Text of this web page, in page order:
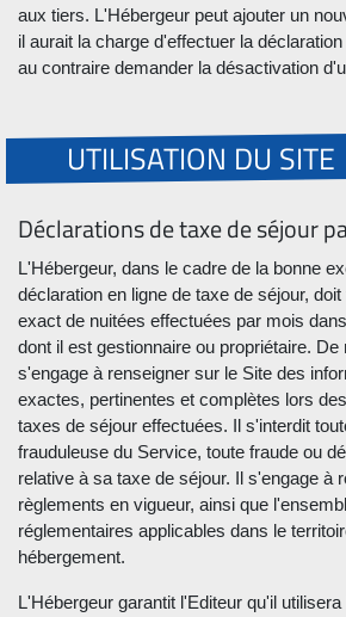
aux tiers. L'Hébergeur peut ajouter un
il aurait la charge d'effectuer la
au contraire demander la désactivation
UTILISATION DU SITE
Déclarations de taxe de séjour
L'Hébergeur, dans le cadre de la bonne
déclaration en ligne de taxe de séjour,
exact de nuitées effectuées par mois
dont il est gestionnaire ou propriétaire. De
s'engage à renseigner sur le Site des
exactes, pertinentes et complètes lors
taxes de séjour effectuées. Il s'interdit
frauduleuse du Service, toute fraude ou
relative à sa taxe de séjour. Il s'engage à
règlements en vigueur, ainsi que
réglementaires applicables dans le
hébergement.
L'Hébergeur garantit l'Editeur qu'il